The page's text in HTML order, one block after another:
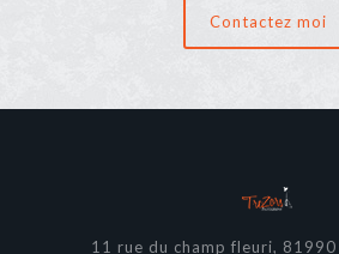
Contactez moi
11 rue du champ fleuri, 81990